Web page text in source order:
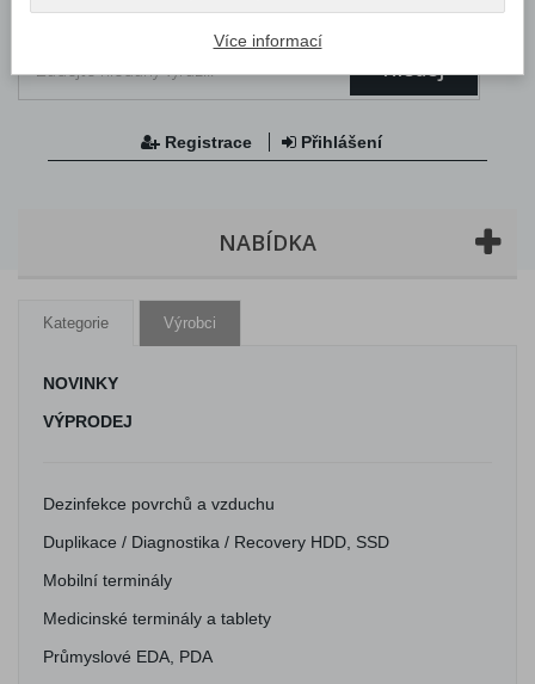
Hledej
Registrace Přihlášení
NABÍDKA
Kategorie Výrobci
NOVINKY
VÝPRODEJ
Dezinfekce povrchů a vzduchu
Duplikace / Diagnostika / Recovery HDD, SSD
Mobilní terminály
Medicinské terminály a tablety
Průmyslové EDA, PDA
Více informací